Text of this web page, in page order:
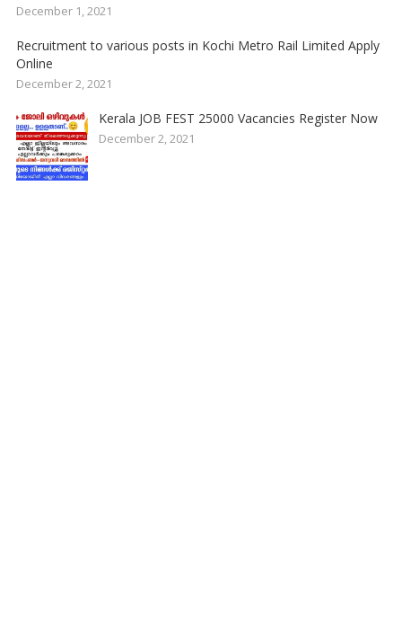
December 1, 2021
Recruitment to various posts in Kochi Metro Rail Limited Apply
Online
December 2, 2021
Kerala JOB FEST 25000 Vacancies Register Now
December 2, 2021